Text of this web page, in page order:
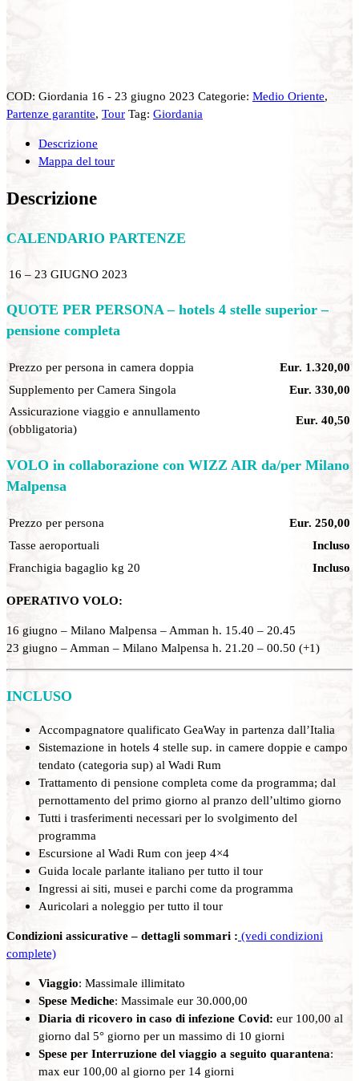
COD: Giordania 16 - 23 giugno 2023 Categorie: Medio Oriente,
Partenze garantite, Tour Tag: Giordania
Descrizione
Mappa del tour
Descrizione
CALENDARIO PARTENZE
16 – 23 GIUGNO 2023
QUOTE PER PERSONA – hotels 4 stelle superior –
pensione completa
Prezzo per persona in camera doppia
Eur. 1.320,00
Supplemento per Camera Singola
Eur. 330,00
Assicurazione viaggio e annullamento
(obbligatoria)
Eur. 40,50
VOLO in collaborazione con WIZZ AIR da/per Milano
Malpensa
Prezzo per persona
Eur. 250,00
Tasse aeroportuali
Incluso
Franchigia bagaglio kg 20
Incluso
OPERATIVO VOLO:
16 giugno – Milano Malpensa – Amman h. 15.40 – 20.45
23 giugno – Amman – Milano Malpensa h. 21.20 – 00.50 (+1)
INCLUSO
Accompagnatore qualificato GeaWay in partenza dall’Italia
Sistemazione in hotels 4 stelle sup. in camere doppie e campo
tendato (categoria sup) al Wadi Rum
Trattamento di pensione completa come da programma; dal
pernottamento del primo giorno al pranzo dell’ultimo giorno
Tutti i trasferimenti necessari per lo svolgimento del
programma
Escursione al Wadi Rum con jeep 4×4
Guida locale parlante italiano per tutto il tour
Ingressi ai siti, musei e parchi come da programma
Auricolari a noleggio per tutto il tour
Condizioni assicurative – dettagli sommari : (vedi condizioni
complete)
Viaggio: Massimale illimitato
Spese Mediche: Massimale eur 30.000,00
Diaria di ricovero in caso di infezione Covid: eur 100,00 al
giorno dal 5° giorno per un massimo di 10 giorni
Spese per Interruzione del viaggio a seguito quarantena:
max eur 100,00 al giorno per 14 giorni